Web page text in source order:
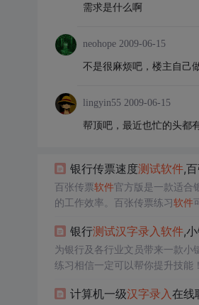
需求是什么啊
neohope 2009-06-15
不是很麻烦吧，楼主自己
lingyin55 2009-06-15
帮顶吧，最近也忙的头都
银行传票速度测试软件,
百张传票软件官方版是一款适合
的工作效率。百张传票练习软件
张传票1、应首先输入...
银行测试汉字录入软件,
为银行及各行业文员带来一款小
练习相信一定可以帮你提升技能
色1. 全新的软件界面：采用Fla...
计算机一级汉字录入在线